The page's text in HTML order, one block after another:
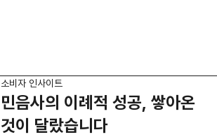
소비자 인사이트
민음사의 이례적 성공, 쌓아온
것이 달랐습니다